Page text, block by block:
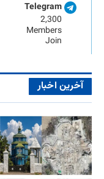
Telegram
2,300
Members
Join
آخرین اخبار